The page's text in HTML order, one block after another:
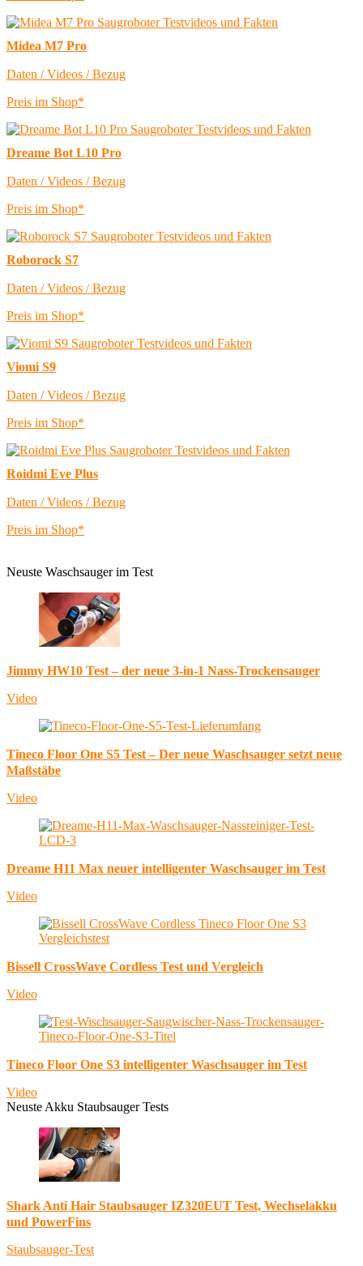
Midea M7 Pro
Daten / Videos / Bezug
Preis im Shop*
Dreame Bot L10 Pro
Daten / Videos / Bezug
Preis im Shop*
Roborock S7
Daten / Videos / Bezug
Preis im Shop*
Viomi S9
Daten / Videos / Bezug
Preis im Shop*
Roidmi Eve Plus
Daten / Videos / Bezug
Preis im Shop*
Neuste Waschsauger im Test
Jimmy HW10 Test – der neue 3-in-1 Nass-Trockensauger
Video
Tineco Floor One S5 Test – Der neue Waschsauger setzt neue
Maßstäbe
Video
Dreame H11 Max neuer intelligenter Waschsauger im Test
Video
Bissell CrossWave Cordless Test und Vergleich
Video
Tineco Floor One S3 intelligenter Waschsauger im Test
Video
Neuste Akku Staubsauger Tests
Shark Anti Hair Staubsauger IZ320EUT Test, Wechselakku
und PowerFins
Staubsauger-Test